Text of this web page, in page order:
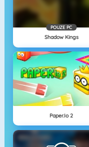
POUZE PC
Shadow Kings
Paper.io 2